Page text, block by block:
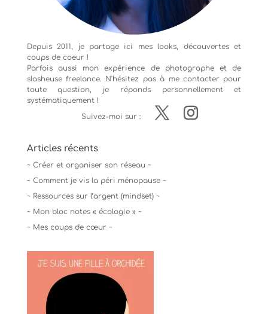
Depuis 2011, je partage ici mes looks, découvertes et
coups de coeur !
Parfois aussi mon expérience de photographeet de
slasheuse freelance. N'hésitez pas à me contacter pour
toute question, je réponds personnellement et
systématiquement !
Suivez-moi sur :
Articles récents
~ Créer et organiser son réseau ~
~ Comment je vis la péri ménopause ~
~ Ressources sur l’argent (mindset) ~
~ Mon bloc notes « écologie » ~
~ Mes coups de cœur ~